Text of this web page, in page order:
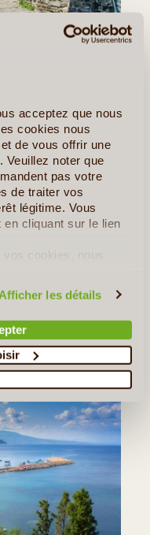
acceptez que nous
cookies nous
de vous offrir une
Veuillez noter que
pas votre
de traiter vos
légitime. Vous
cliquant sur le lien
cookies, nous
Afficher les détails
©
extraordinaires. Les
≻
de Messénie